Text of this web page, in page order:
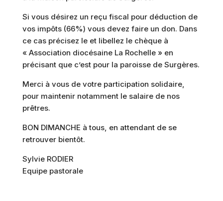
Si vous désirez un reçu fiscal pour déduction de
vos impôts (66%) vous devez faire un don. Dans
ce cas précisez le et libellez le chèque à
« Association diocésaine La Rochelle » en
précisant que c’est pour la paroisse de Surgères.
Merci à vous de votre participation solidaire,
pour maintenir notamment le salaire de nos
prêtres.
BON DIMANCHE à tous, en attendant de se
retrouver bientôt.
Sylvie RODIER
Equipe pastorale